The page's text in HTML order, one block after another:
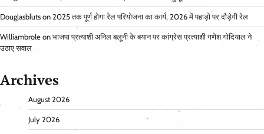
Douglasbluts on 2025 तक पूर्ण होगा रेल परियोजना का कार्य, 2026 में पहाड़ो पर दौड़ेगी रेल
Williambrole on भाजपा प्रत्याशी अनिल बलूनी के बयान पर कांग्रेस प्रत्याशी गणेश गोदियाल ने
उठाए सवाल
Archives
August 2026
July 2026